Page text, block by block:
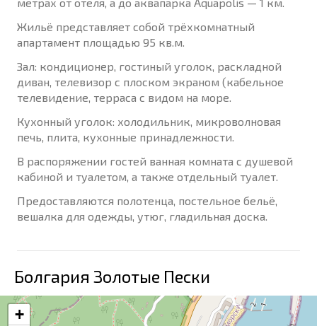
Жильё представляет собой трёхкомнатный
апартамент площадью 95 кв.м.
Зал: кондиционер, гостиный уголок, раскладной
диван, телевизор с плоском экраном (кабельное
телевидение, терраса с видом на море.
Кухонный уголок: холодильник, микроволновая
печь, плита, кухонные принадлежности.
В распоряжении гостей ванная комната с душевой
кабиной и туалетом, а также отдельный туалет.
Предоставляются полотенца, постельное бельё,
вешалка для одежды, утюг, гладильная доска.
Болгария Золотые Пески
+